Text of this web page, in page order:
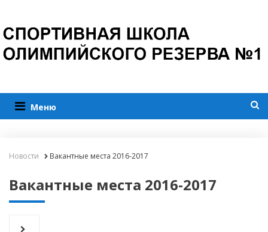
Меню
Новости Вакантные места 2016-2017
Вакантные места 2016-2017